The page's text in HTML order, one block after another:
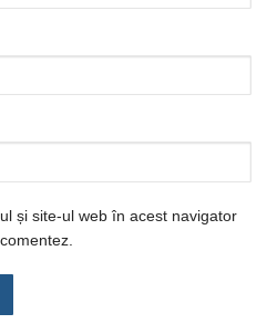
și site-ul web în acest navigator